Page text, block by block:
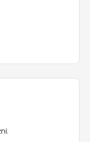
przyrody.